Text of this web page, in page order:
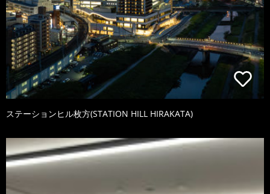
ステーションヒル枚方(STATION HILL HIRAKATA)